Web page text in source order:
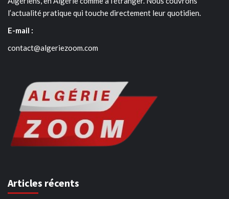
l’actualité pratique qui touche directement leur quotidien.
E-mail :
contact@algeriezoom.com
Articles récents